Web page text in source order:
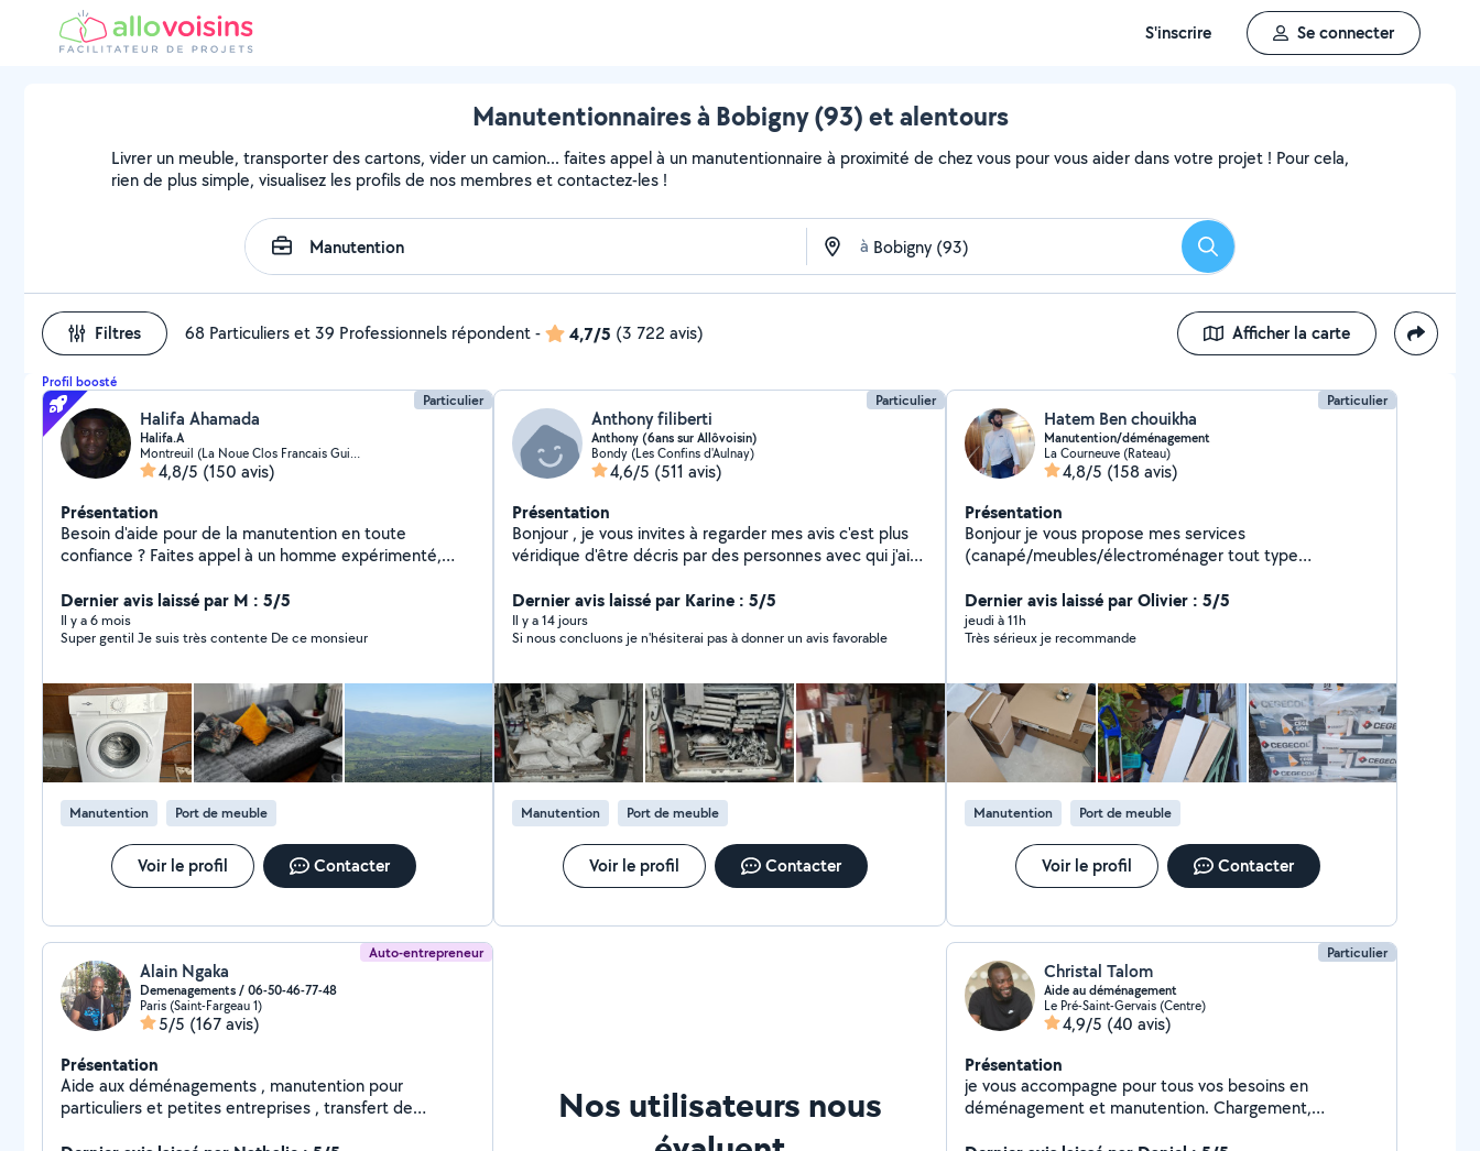
S'inscrire Se connecter
Manutentionnaires à Bobigny (93) et alentours
Livrer un meuble, transporter des cartons, vider un camion... faites appel à un manutentionnaire à proximité de chez vous pour vous aider dans votre projet ! Pour cela,
rien de plus simple, visualisez les profils de nos membres et contactez-les !
à Rechercher
Filtres 68 Particuliers et 39 Professionnels répondent- 4,7/5 (3 722 avis) Afficher la carte
Profil boosté
Particulier
Halifa Ahamada
Halifa.A
Montreuil (La Noue Clos Francais Guilands 4)
4,8/5 (150 avis)
Présentation
Besoin d'aide pour de la manutention en toute
confiance ? Faites appel à un homme expérimenté,
avec sérieux, efficacité et soin. Objets fragiles,
meubles lourds je m'occupe de tout. Respect des
délais, matériel adapté, service personnalisé : votre
Dernier avis laissé par M : 5/5
Il y a 6 mois
Super gentil Je suis très contente De ce monsieur
Manutention Port de meuble
Voir le profil Contacter
Particulier
Anthony filiberti
Anthony (6ans sur Allôvoisin)
Bondy (Les Confins d'Aulnay)
4,6/5 (511 avis)
Présentation
Bonjour , je vous invites à regarder mes avis c'est plus
véridique d'être décris par des personnes avec qui j'ai
Dernier avis laissé par Karine : 5/5
Il y a 14 jours
Si nous concluons je n'hésiterai pas à donner un avis favorable
Manutention Port de meuble
Voir le profil Contacter
Particulier
Hatem Ben chouikha
Manutention/déménagement
La Courneuve (Rateau)
4,8/5 (158 avis)
Présentation
Bonjour je vous propose mes services
(canapé/meubles/électroménager tout type
Merlin/point p/chantier/déménagement A votre
disposition 7/7 Confiance/rapidité/fiabilité en urgence
24/24
Dernier avis laissé par Olivier : 5/5
jeudi à 11h
Très sérieux je recommande
Manutention Port de meuble
Voir le profil Contacter
Auto-entrepreneur
Alain Ngaka
Demenagements / 06-50-46-77-48
Paris (Saint-Fargeau 1)
5/5 (167 avis)
Présentation
Aide aux déménagements , manutention pour
particuliers et petites entreprises , transfert de
Nos utilisateurs nous
Particulier
Christal Talom
Aide au déménagement
Le Pré-Saint-Gervais (Centre)
4,9/5 (40 avis)
Présentation
je vous accompagne pour tous vos besoins en
déménagement et manutention. Chargement,